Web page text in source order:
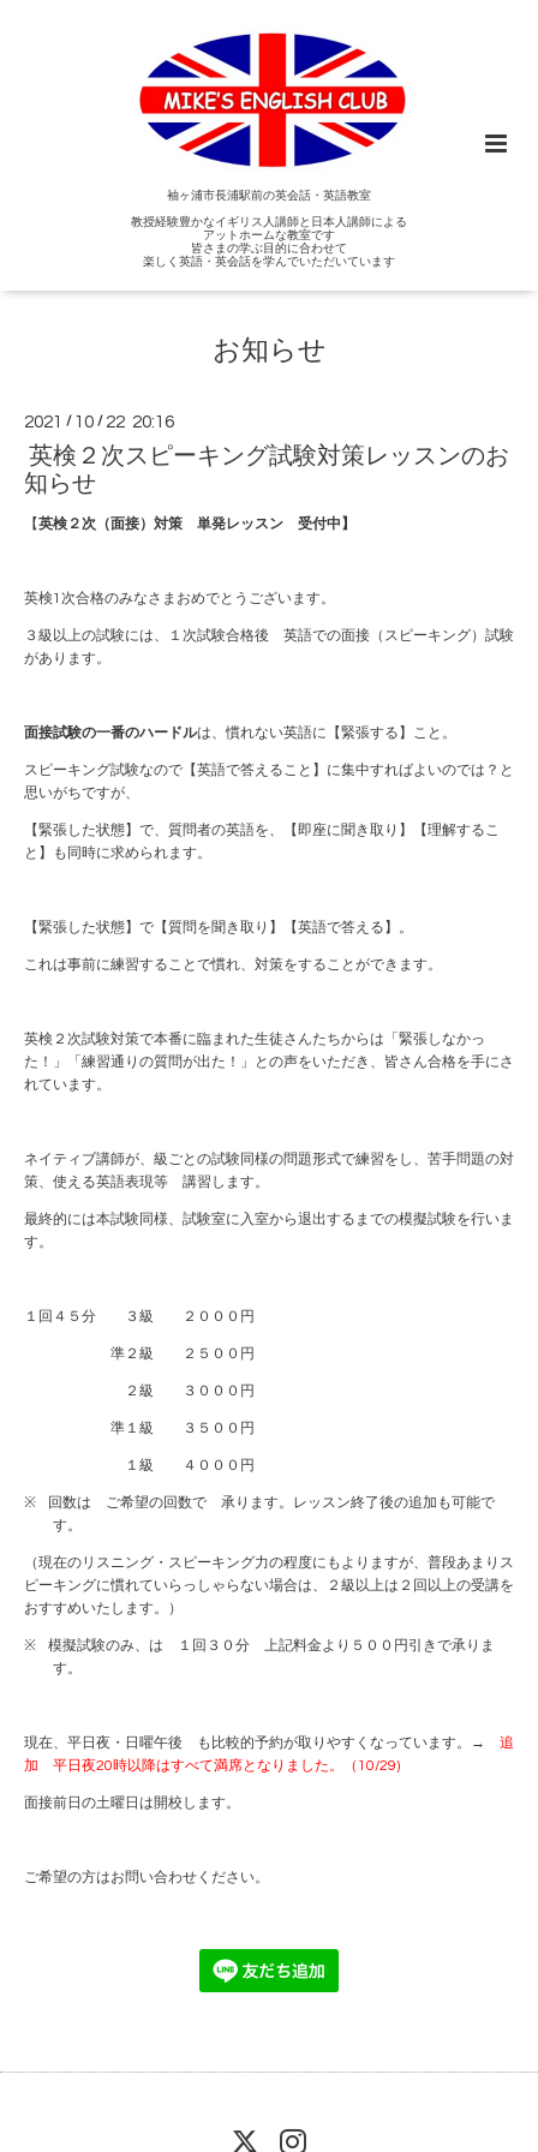
袖ヶ浦市長浦駅前の英会話・英語教室
教授経験豊かなイギリス人講師と日本人講師による
アットホームな教室です
皆さまの学ぶ目的に合わせて
楽しく英語・英会話を学んでいただいています
お知らせ
2021 / 10 / 22 20:16
英検２次スピーキング試験対策レッスンのお
知らせ
【英検２次（面接）対策 単発レッスン 受付中】
英検1 次合格のみなさまおめでとうございます。
３級以上の試験には、１次試験合格後 英語での面接（スピーキング）試験
があります。
面接試験の一番のハードルは、慣れない英語に【緊張する】こと。
スピーキング試験なので【英語で答えること】に集中すればよいのでは？と
思いがちですが、
【緊張した状態】で、質問者の英語を、【即座に聞き取り】【理解するこ
と】も同時に求められます。
【緊張した状態】で【質問を聞き取り】【英語で答える】。
これは事前に練習することで慣れ、対策をすることができます。
英検２次試験対策で本番に臨まれた生徒さんたちからは「緊張しなかっ
た！」「練習通りの質問が出た！」との声をいただき、皆さん合格を手にさ
れています。
ネイティブ講師が、級ごとの試験同様の問題形式で練習をし、苦手問題の対
策、使える英語表現等 講習します。
最終的には本試験同様、試験室に入室から退出するまでの模擬試験を行いま
す。
１回４５分 ３級 ２０００円
準２級 ２５００円
２級 ３０００円
準１級 ３５００円
１級 ４０００円
※
回数は ご希望の回数で 承ります。レッスン終了後の追加も可能で
す。
（現在のリスニング・スピーキング力の程度にもよりますが、普段あまりス
ピーキングに慣れていらっしゃらない場合は、２級以上は２回以上の受講を
おすすめいたします。）
※
模擬試験のみ、は １回３０分 上記料金より５００円引きで承りま
す。
現在、平日夜・日曜午後 も比較的予約が取りやすくなっています。→
追
加 平日夜20時以降はすべて満席となりました。（10/29)
面接前日の土曜日は開校します。
ご希望の方はお問い合わせ ください。